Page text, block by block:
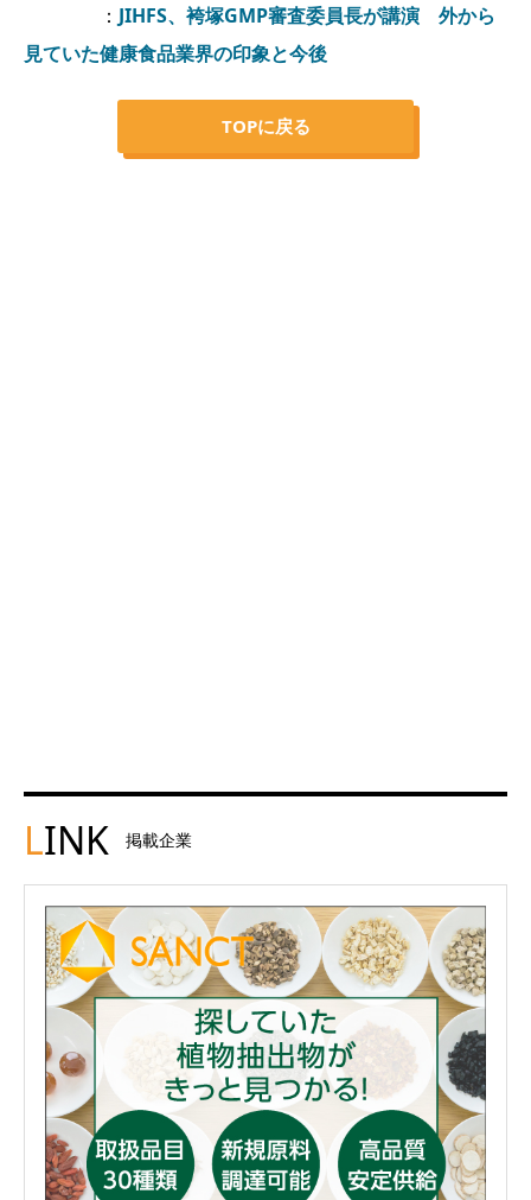
： JIHFS、袴塚GMP審査委員長が講演 外から
見ていた健康食品業界の印象と今後
TOPに戻る
LINK 掲載企業